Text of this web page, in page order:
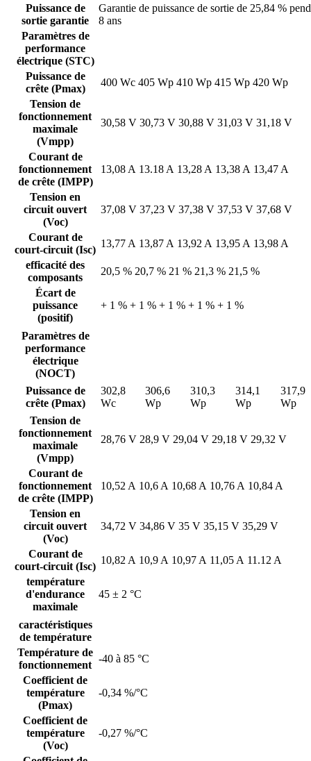
Puissance de
sortie garantie
Garantie de puissance de sortie de 25,84 %
8 ans
Paramètres de
performance
électrique (STC)
Puissance de
crête (Pmax)
400 Wc 405 Wp 410 Wp 415 Wp 420 Wp
Tension de
fonctionnement
maximale
(Vmpp)
30,58 V 30,73 V 30,88 V 31,03 V 31,18 V
Courant de
fonctionnement
de crête (IMPP)
13,08 A 13.18 A 13,28 A 13,38 A 13,47 A
Tension en
circuit ouvert
(Voc)
37,08 V 37,23 V 37,38 V 37,53 V 37,68 V
Courant de
court-circuit (Isc)
13,77 A 13,87 A 13,92 A 13,95 A 13,98 A
efficacité des
composants
20,5 % 20,7 % 21 % 21,3 % 21,5 %
Écart de
puissance
(positif)
+ 1 % + 1 % + 1 % + 1 % + 1 %
Paramètres de
performance
électrique
(NOCT)
Puissance de
crête (Pmax)
302,8
Wc
306,6
Wp
310,3
Wp
314,1
Wp
317,9
Wp
Tension de
fonctionnement
maximale
(Vmpp)
28,76 V 28,9 V 29,04 V 29,18 V 29,32 V
Courant de
fonctionnement
de crête (IMPP)
10,52 A 10,6 A 10,68 A 10,76 A 10,84 A
Tension en
circuit ouvert
(Voc)
34,72 V 34,86 V 35 V 35,15 V 35,29 V
Courant de
court-circuit (Isc)
10,82 A 10,9 A 10,97 A 11,05 A 11.12 A
température
d'endurance
maximale
45 ± 2 °C
caractéristiques
de température
Température de
fonctionnement
-40 à 85 °C
Coefficient de
température
(Pmax)
-0,34 %/°C
Coefficient de
température
(Voc)
-0,27 %/°C